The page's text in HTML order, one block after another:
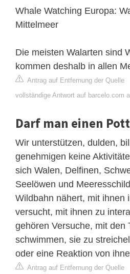
Whale Watching Europa:
Mittelmeer
Die meisten Walarten sind
kommen deshalb in allen
Antrag auf Entfernung der Quelle
vollständige Antwort auf barcelo.com
Darf man einen
Wir unterstützen, dulden,
genehmigen keine
sich Walen, Delfinen,
Seelöwen und
Wildbahn nähert, mit ihnen
versucht, mit ihnen zu
gehören Versuche, mit den
schwimmen, sie zu
oder eine Reaktion von
Antrag auf Entfernung der Quelle